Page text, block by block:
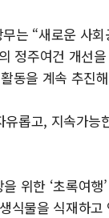
는 “새로운 사
정주여건 개선
동을 계속 추진
롭고, 지속가능
위한 ‘초록여
식물을 식재하